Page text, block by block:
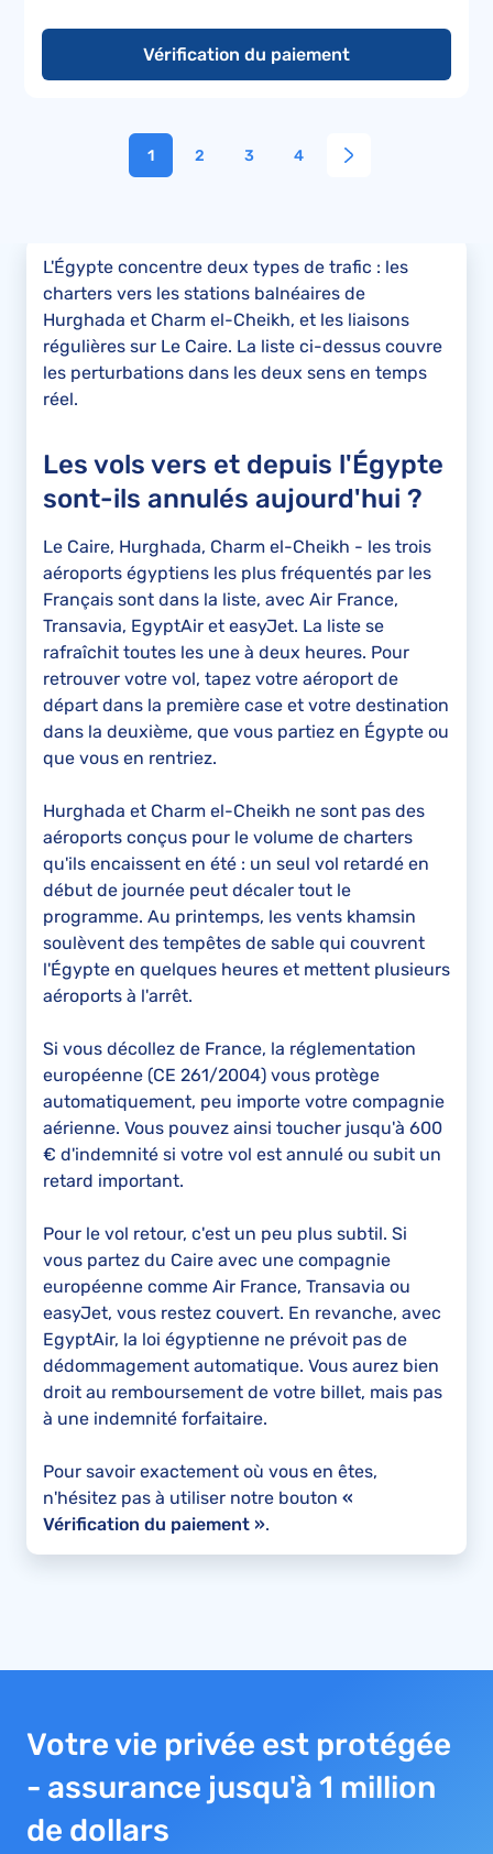
Vérification du paiement
1 2 3 4
L'Égypte concentre deux types de trafic : les
charters vers les stations balnéaires de
Hurghada et Charm el-Cheikh, et les liaisons
régulières sur Le Caire. La liste ci-dessus couvre
les perturbations dans les deux sens en temps
réel.
Les vols vers et depuis l'Égypte
sont-ils annulés aujourd'hui ?
Le Caire, Hurghada, Charm el-Cheikh - les trois
aéroports égyptiens les plus fréquentés par les
Français sont dans la liste, avec Air France,
Transavia, EgyptAir et easyJet. La liste se
rafraîchit toutes les une à deux heures. Pour
retrouver votre vol, tapez votre aéroport de
départ dans la première case et votre destination
dans la deuxième, que vous partiez en Égypte ou
que vous en rentriez.
Hurghada et Charm el-Cheikh ne sont pas des
aéroports conçus pour le volume de charters
qu'ils encaissent en été : un seul vol retardé en
début de journée peut décaler tout le
programme. Au printemps, les vents khamsin
soulèvent des tempêtes de sable qui couvrent
l'Égypte en quelques heures et mettent plusieurs
aéroports à l'arrêt.
Si vous décollez de France, la réglementation
européenne (CE 261/2004) vous protège
automatiquement, peu importe votre compagnie
aérienne. Vous pouvez ainsi toucher jusqu'à 600
€ d'indemnité si votre vol est annulé ou subit un
retard important.
Pour le vol retour, c'est un peu plus subtil. Si
vous partez du Caire avec une compagnie
européenne comme Air France, Transavia ou
easyJet, vous restez couvert. En revanche, avec
EgyptAir, la loi égyptienne ne prévoit pas de
dédommagement automatique. Vous aurez bien
droit au remboursement de votre billet, mais pas
à une indemnité forfaitaire.
Pour savoir exactement où vous en êtes,
n'hésitez pas à utiliser notre bouton «
Vérification du paiement ».
Votre vie privée est protégée
- assurance jusqu'à 1 million
de dollars